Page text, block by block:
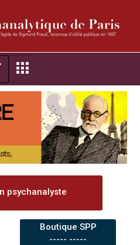
psychanalyste
Boutique SPP
----- -----